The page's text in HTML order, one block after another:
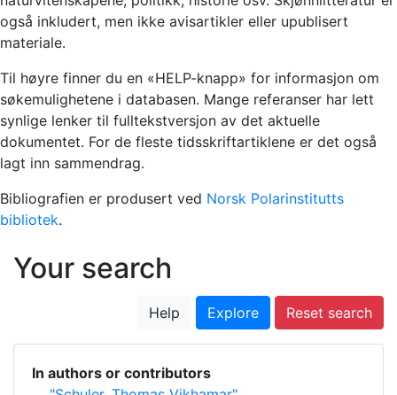
også inkludert, men ikke avisartikler eller upublisert
materiale.
Til høyre finner du en «HELP-knapp» for informasjon om
søkemulighetene i databasen. Mange referanser har lett
synlige lenker til fulltekstversjon av det aktuelle
dokumentet. For de fleste tidsskriftartiklene er det også
lagt inn sammendrag.
Bibliografien er produsert ved Norsk Polarinstitutts
bibliotek.
Your search
Help Explore Reset search
In authors or contributors